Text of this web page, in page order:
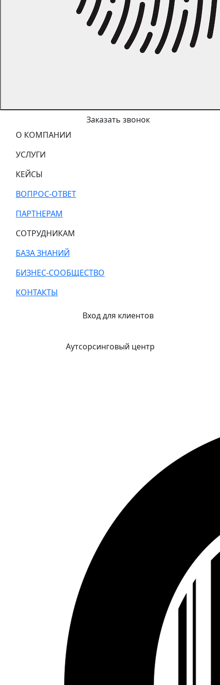
Заказать звонок
О КОМПАНИИ
УСЛУГИ
КЕЙСЫ
ВОПРОС-ОТВЕТ
ПАРТНЕРАМ
СОТРУДНИКАМ
БАЗА ЗНАНИЙ
БИЗНЕС-СООБЩЕСТВО
КОНТАКТЫ
Вход для клиентов
Аутсорсинговый центр